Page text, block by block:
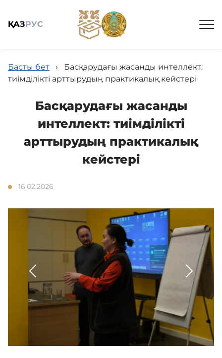
ҚАЗРУС
Жалпы мәлімет
Жаңалықтар
Біздің қызметтер
Байланыс
Әділдік алаңы
Корпоративтік мәдениет
Басты бет ›
Басқарудағы жасанды интеллект:
тиімділікті арттырудың практикалық кейстері
Басқарудағы жасанды
интеллект: тиімділікті
арттырудың практикалық
кейстері
16.02.2026